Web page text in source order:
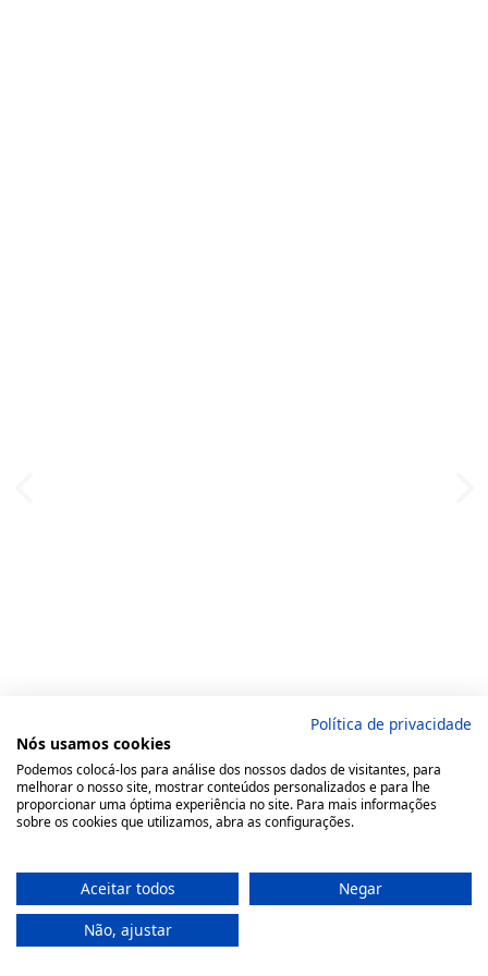
Política de privacidade
Nós usamos cookies
Podemos colocá-los para análise dos nossos dados de visitantes, para
melhorar o nosso site, mostrar conteúdos personalizados e para lhe
proporcionar uma óptima experiência no site. Para mais informações
sobre os cookies que utilizamos, abra as configurações.
Aceitar todos
Negar
Não, ajustar